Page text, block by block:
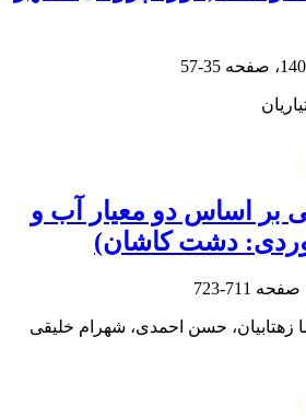
35-57
بر اساس دو معیار آب و
دشت کاشان)
711-723
زهتابیان، حسن احمدی، شهرام خلیقی